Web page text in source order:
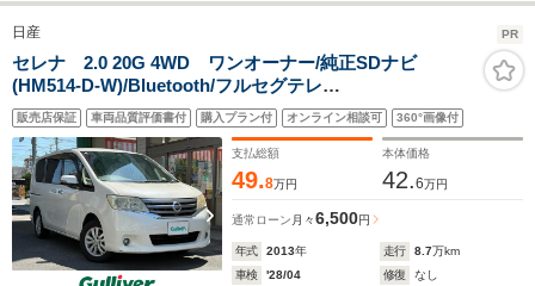
日産 PR
セレナ 2.0 20G 4WD ワンオーナー/純正SDナビ
(HM514-D-W)/Bluetooth/フルセグテレ
ビ/DVD/CD/AM/FM/AUX/バックカメラ/アイドリングスト
ップ/フォグライト/オートライト
販売店保証 車両品質評価書付 購入プラン付 オンライン相談可 360°画像付
支払総額
49.8万円
本体価格
42.6万円
通常ローン 月々6,500円
年式 2013年 走行 8.7万km
車検
'28/04 修復
なし